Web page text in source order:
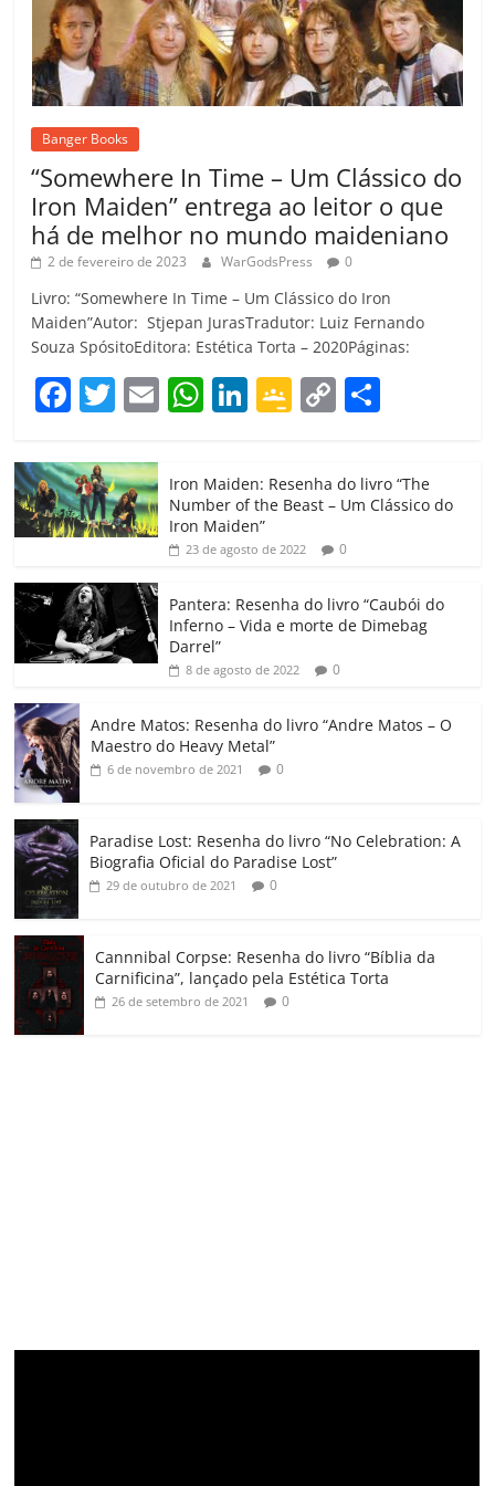
Banger Books
“Somewhere In Time – Um Clássico do
Iron Maiden” entrega ao leitor o que
há de melhor no mundo maideniano
2 de fevereiro de 2023 WarGodsPress 0
Livro: “Somewhere In Time – Um Clássico do Iron
Maiden”Autor: Stjepan JurasTradutor: Luiz Fernando
Souza SpósitoEditora: Estética Torta – 2020Páginas:
F
c
e
b
o
o
k
T
itt
er
E W
s
A
p
Li
e
dI
G
gl
e
Cl
a
ss
ro
o
C
y
Li
k
p
h
ar
Iron Maiden: Resenha do livro “The
Number of the Beast – Um Clássico do
Iron Maiden”
23 de agosto de 2022 0
Pantera: Resenha do livro “Caubói do
Inferno – Vida e morte de Dimebag
Darrel”
8 de agosto de 2022 0
Andre Matos: Resenha do livro “Andre Matos – O
Maestro do Heavy Metal”
6 de novembro de 2021 0
Paradise Lost: Resenha do livro “No Celebration: A
Biografia Oficial do Paradise Lost”
29 de outubro de 2021 0
Cannnibal Corpse: Resenha do livro “Bíblia da
Carnificina”, lançado pela Estética Torta
26 de setembro de 2021 0